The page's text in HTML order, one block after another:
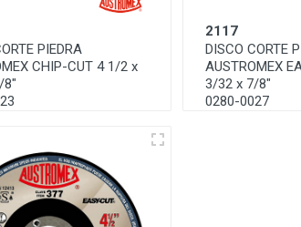
PIEDRA
CHIP-CUT 4 1/2 x
8"
2117
DISCO CORTE
AUSTROMEX
3/32 x 7/8"
0280-0027